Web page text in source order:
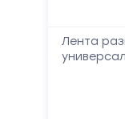
Лента